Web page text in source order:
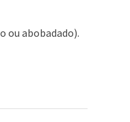
ou abobadado).